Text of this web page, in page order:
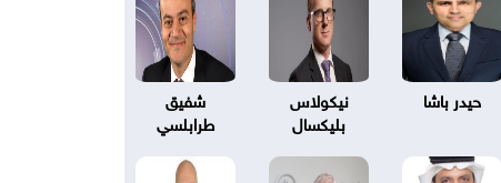
حيدر باشا
نيكولاس
بليكسال
شفيق
طرابلسي